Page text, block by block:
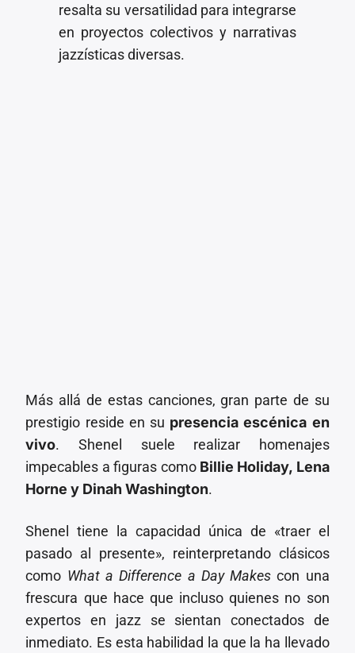
resalta su versatilidad para integrarse
en proyectos colectivos y narrativas
jazzísticas diversas.
Más allá de estas canciones, gran parte de su
prestigio reside en su presencia escénica en
vivo. Shenel suele realizar homenajes
impecables a figuras como Billie Holiday, Lena
Horne y Dinah Washington.
Shenel tiene la capacidad única de «traer el
pasado al presente», reinterpretando clásicos
como What a Difference a Day Makes con una
frescura que hace que incluso quienes no son
expertos en jazz se sientan conectados de
inmediato. Es esta habilidad la que la ha llevado